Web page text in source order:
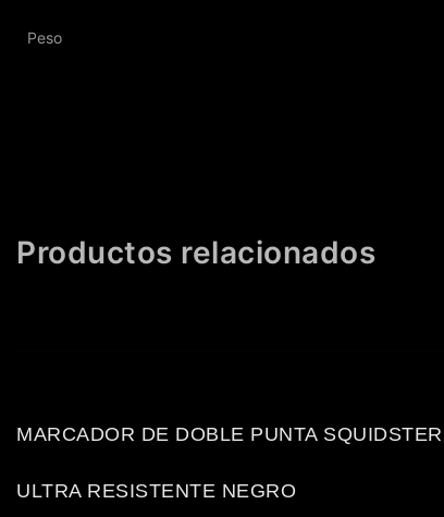
Peso
Productos relacionados
MARCADOR DE DOBLE PUNTA SQUIDSTER
ULTRA RESISTENTE NEGRO